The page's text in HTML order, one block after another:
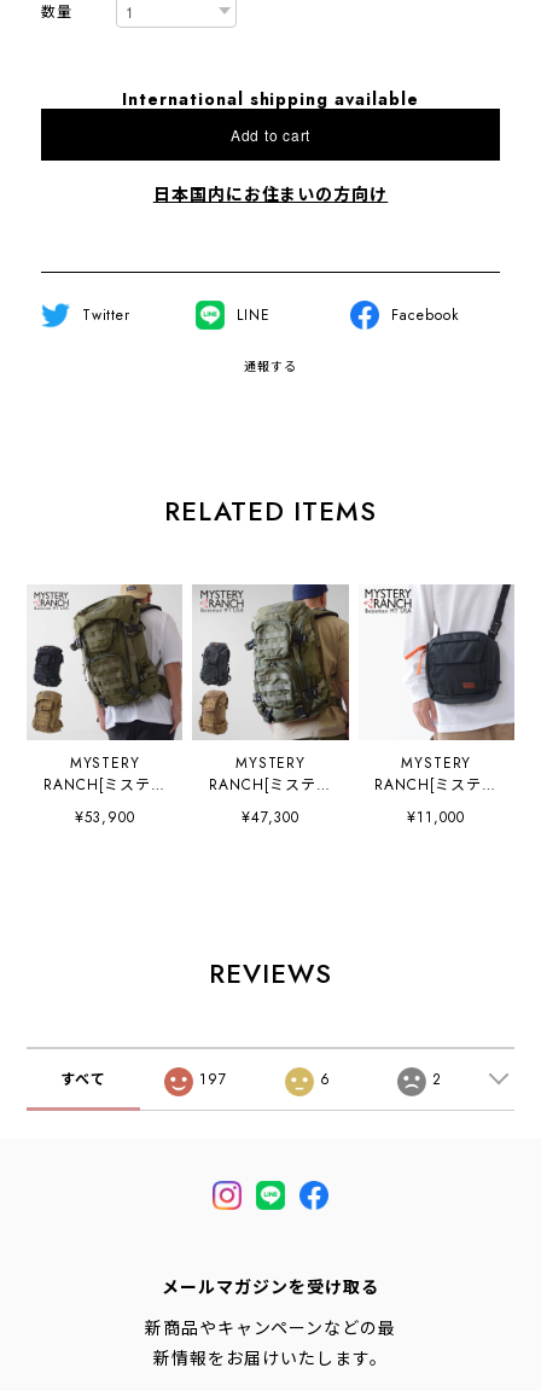
数量
International shipping available
Add to cart
日本国内にお住まいの方向け
Twitter LINE Facebook
通報する
RELATED ITEMS
MYSTERY
RANCH[ミステリ
ーランチ] BLITZ
35 [19761509] ブ
¥53,900
MYSTERY
RANCH[ミステリ
ーランチ] BLITZ
MEN'S/LADY'S
¥47,300
MYSTERY
RANCH[ミステリ
ーランチ]
DISTRICT 4
[2026SS]
¥11,000
REVIEWS
すべて 197 6 2
メールマガジンを受け取る
新商品やキャンペーンなどの最
新情報をお届けいたします。